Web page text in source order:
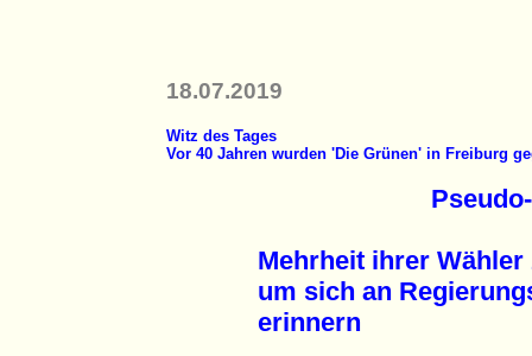
18.07.2019
Witz des Tages
Vor 40 Jahren wurden 'Die Grünen' in Freiburg
Mehrheit ihrer Wähler
um sich an
erinnern